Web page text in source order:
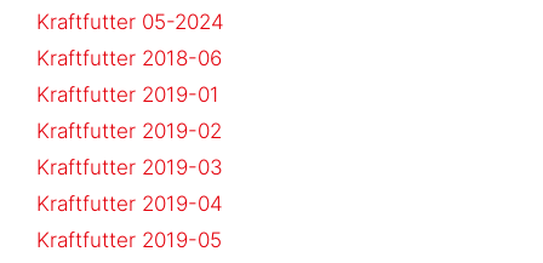
Kraftfutter 05-2024
Kraftfutter 2018-06
Kraftfutter 2019-01
Kraftfutter 2019-02
Kraftfutter 2019-03
Kraftfutter 2019-04
Kraftfutter 2019-05